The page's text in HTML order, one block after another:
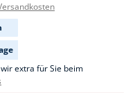
extra für Sie beim